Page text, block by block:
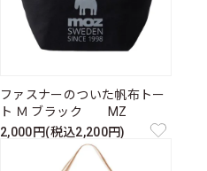
ファスナーのついた帆布トー
ト Ｍ ブラック MZ
2,000円(税込2,200円)